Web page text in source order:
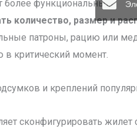
более функциональным.
количество, размер и
патроны, рацию или
в критический момент.
и креплений
сконфигурировать